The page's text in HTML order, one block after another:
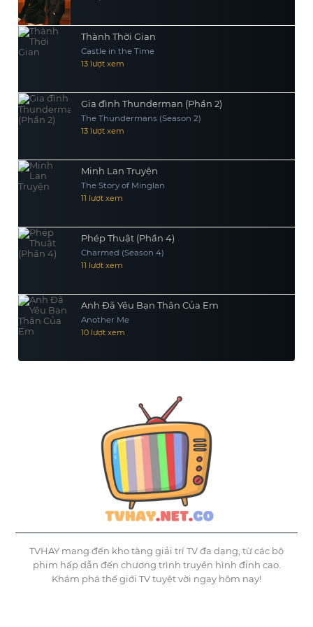
Thành Thời Gian
Castle in the Time
13 lượt xem
Gia đình Thunderman (Phần 2)
The Thundermans (Season 2)
13 lượt xem
Minh Lan Truyện
The Story of Minglan
11 lượt xem
Phép Thuật (Phần 4)
Charmed (Season 4)
11 lượt xem
Anh Đã Yêu Bạn Thân Của Em
Another Me
10 lượt xem
TVHAY mang đến kho tàng giải trí TV đa dạng, từ các bộ
phim hấp dẫn đến chương trình truyền hình đỉnh cao.
Khám phá thế giới TV tuyệt vời ngay hôm nay!